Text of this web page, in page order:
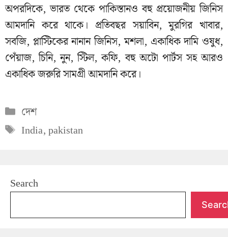
অপরদিকে, ভারত থেকে পাকিস্তানও বহু প্রয়োজনীয় জিনিস
আমদানি করে থাকে। প্রতিবছর সয়াবিন, মুরগির খাবার,
সবজি, প্লাস্টিকের নানান জিনিস, মশলা, একাধিক দামি ওষুধ,
পেঁয়াজ, চিনি, নুন, স্টিল, কফি, বহু অটো পার্টস সহ আরও
একাধিক জরুরি সামগ্রী আমদানি করে।
Categories
দেশ
Tags
India,pakistan
Search